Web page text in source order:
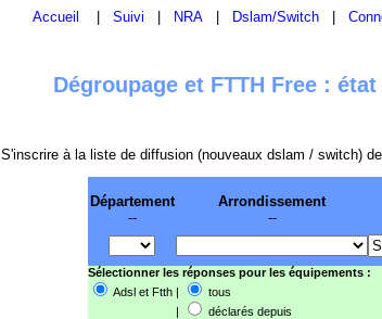
Accueil Suivi NRA Dslam/Switch
Dégroupage et FTTH Free :
S'inscrire à la liste de diffusion (nouveaux dslam / switch)
Département
--
Arrondissement
--
Sélectionner les réponses pour les équipements :
Adsl et Ftth |
tous
|
déclarés depuis